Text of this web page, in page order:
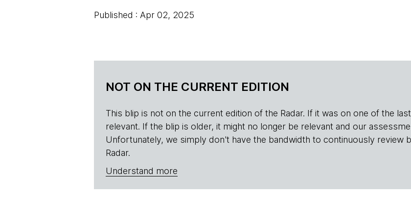
Published : Apr 02, 2025
NOT ON THE CURRENT EDITION
This blip is not on the current edition of the Radar. If it was on one of the
relevant. If the blip is older, it might no longer be relevant and our
Unfortunately, we simply don't have the bandwidth to continuously review
Radar.
Understand more